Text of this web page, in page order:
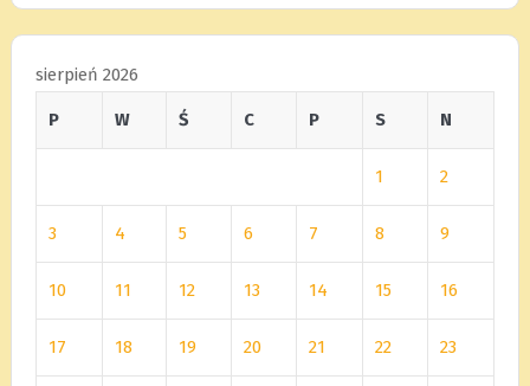
sierpień 2026
P W Ś C P S N
1 2
3 4 5 6 7 8 9
10 11 12 13 14 15 16
17 18 19 20 21 22 23